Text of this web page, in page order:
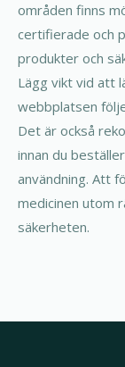
områden finns
certifierade och
produkter och
Lägg vikt vid att
webbplatsen
Det är också
innan du
användning. Att
medicinen utom
säkerheten.